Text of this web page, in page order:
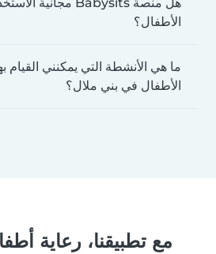
الأطفال؟
ما هي الأنشطة التي يمكنني القيام
الأطفال في بني ملال؟
مع تطبيقنا، رعاية